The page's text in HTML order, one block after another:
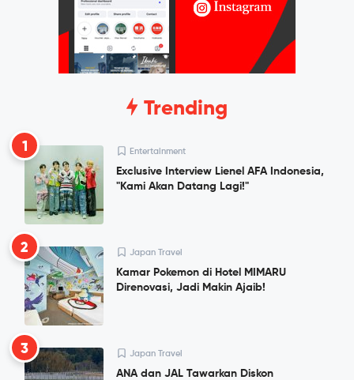
Trending
1 Entertainment
Exclusive Interview Lienel AFA Indonesia,
"Kami Akan Datang Lagi!"
2 Japan Travel
Kamar Pokemon di Hotel MIMARU
Direnovasi, Jadi Makin Ajaib!
3 Japan Travel
ANA dan JAL Tawarkan Diskon